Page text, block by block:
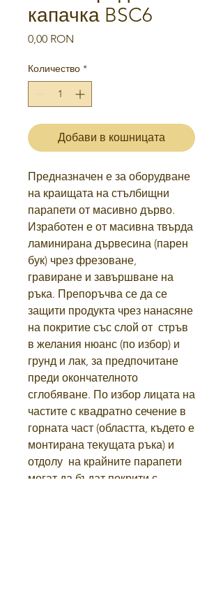
капачка BSC6
0,00 RON
Количество *
Добави в кошницата
Предназначен е за оборудване
на краищата на стълбищни
парапети от масивно дърво.
Изработен е от масивна твърда
ламинирана дървесина (парен
бук) чрез фрезоване,
гравиране и завършване на
ръка. Препоръчва се да се
защити продукта чрез нанасяне
на покритие със слой от стръв
в желания нюанс (по избор) и
грунд и лак, за предпочитане
преди окончателното
сглобяване. По избор лицата на
частите с квадратно сечение в
горната част (областта, където е
монтирана текущата ръка) и
отдолу на крайните парапети
могат да бъдат покрити с